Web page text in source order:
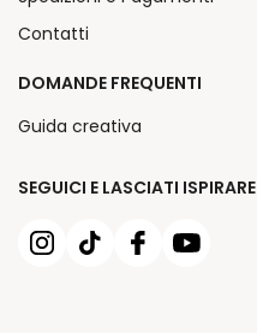
SEGUICI E LASCIATI ISPIRARE
Contatti
DOMANDE FREQUENTI
Guida creativa